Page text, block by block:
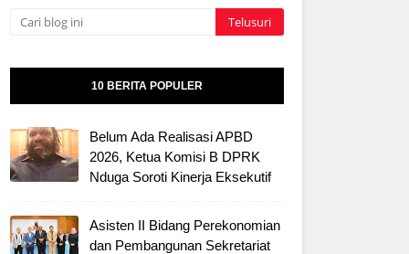
10 BERITA POPULER
Belum Ada Realisasi APBD
2026, Ketua Komisi B DPRK
Nduga Soroti Kinerja Eksekutif
Asisten II Bidang Perekonomian
dan Pembangunan Sekretariat